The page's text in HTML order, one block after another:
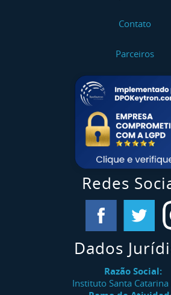
Contato
Parceiros
Redes
Dados
Razão Social:
Instituto Santa Catarina